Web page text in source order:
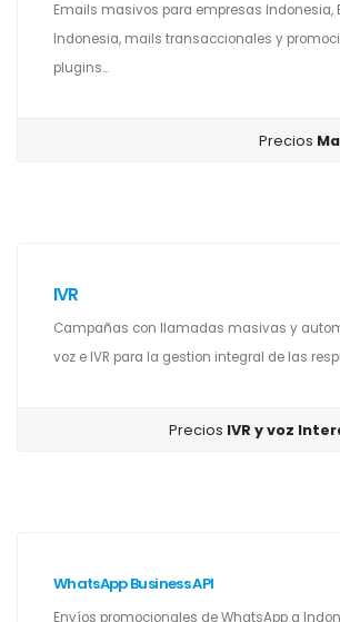
Emails masivos para empresas Indonesia,
Indonesia, mails transaccionales y
plugins...
Precios
IVR
Campañas con llamadas masivas y
voz e IVR para la gestion integral de las
Precios IVR y voz
WhatsApp Business API
Envíos promocionales de WhatsApp a